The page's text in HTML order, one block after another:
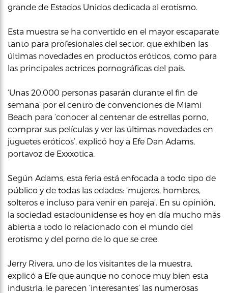
grande de Estados Unidos dedicada al erotismo.
Esta muestra se ha convertido en el mayor escaparate
tanto para profesionales del sector, que exhiben las
últimas novedades en productos eróticos, como para
las principales actrices pornográficas del país.
‘Unas 20,000 personas pasarán durante el fin de
semana’ por el centro de convenciones de Miami
Beach para ‘conocer al centenar de estrellas porno,
comprar sus películas y ver las últimas novedades en
juguetes eróticos’, explicó hoy a Efe Dan Adams,
portavoz de Exxxotica.
Según Adams, esta feria está enfocada a todo tipo de
público y de todas las edades: ‘mujeres, hombres,
solteros e incluso para venir en pareja’. En su opinión,
la sociedad estadounidense es hoy en día mucho más
abierta a todo lo relacionado con el mundo del
erotismo y del porno de lo que se cree.
Jerry Rivera, uno de los visitantes de la muestra,
explicó a Efe que aunque no conoce muy bien esta
industria, le parecen ‘interesantes’ las numerosas